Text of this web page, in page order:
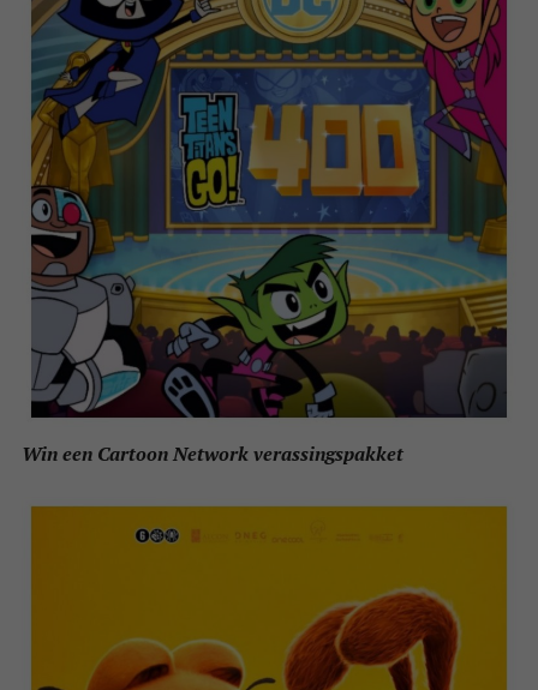
Win een Cartoon Network verassingspakket